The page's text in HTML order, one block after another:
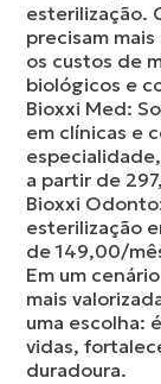
esterilização.
precisam
os custos de
biológicos e
Bioxxi Med:
em clínicas e
a partir de
Bioxxi
esterilização
de 149,00/
Em um
mais
uma escolha:
vidas,
duradoura.